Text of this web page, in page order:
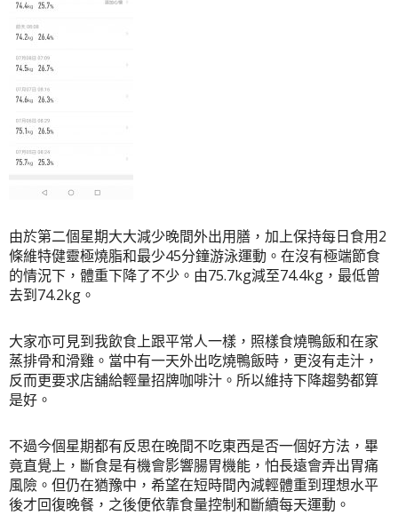
由於第二個星期大大減少晚間外出用膳，加上保持每日食用2
條維特健靈極燒脂和最少45分鐘游泳運動。在沒有極端節食
的情況下，體重下降了不少。由75.7kg減至74.4kg，最低曾
去到74.2kg。
大家亦可見到我飲食上跟平常人一樣，照樣食燒鴨飯和在家
蒸排骨和滑雞。當中有一天外出吃燒鴨飯時，更沒有走汁，
反而更要求店舖給輕量招牌咖啡汁。所以維持下降趨勢都算
是好。
不過今個星期都有反思在晚間不吃東西是否一個好方法，畢
竟直覺上，斷食是有機會影響腸胃機能，怕長遠會弄出胃痛
風險。但仍在猶豫中，希望在短時間內減輕體重到理想水平
後才回復晚餐，之後便依靠食量控制和斷續每天運動。